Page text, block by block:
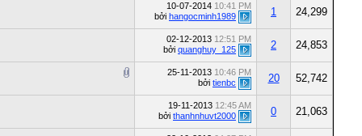
10-07-2014 10:41 PM
bởi hangocminh1989 1 24,299
02-12-2013 12:51 PM
bởi quanghuy_125 2 24,853
25-11-2013 10:46 PM
bởi tienbc 20 52,742
19-11-2013 12:45 AM
bởi thanhnhuvt2000 0 21,063